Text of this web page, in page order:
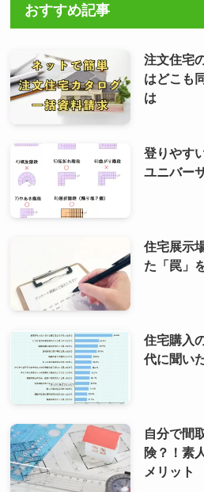
おすすめ記事
注文住宅
はどこも
は
登りやす
ユニバー
住宅展示
た「罠」
住宅購入
代に聞い
自分で間
険？！素
メリット